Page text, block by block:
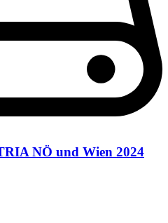
NÖ und Wien 2024